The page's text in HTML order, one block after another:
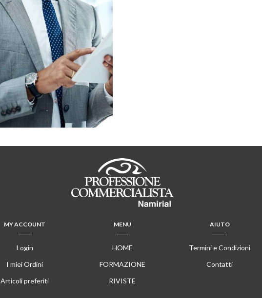
MY ACCOUNT
Login
I miei Ordini
Articoli preferiti
MENU
HOME
FORMAZIONE
RIVISTE
AIUTO
Termini e Condizioni
Contatti